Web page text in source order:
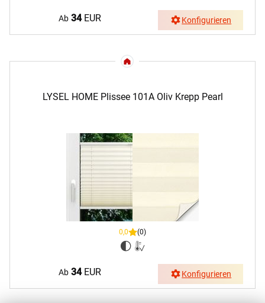
Ab 34EUR Konfigurieren
LYSEL HOME Plissee 101A Oliv Krepp Pearl
0,0 (0)
Ab 34EUR Konfigurieren